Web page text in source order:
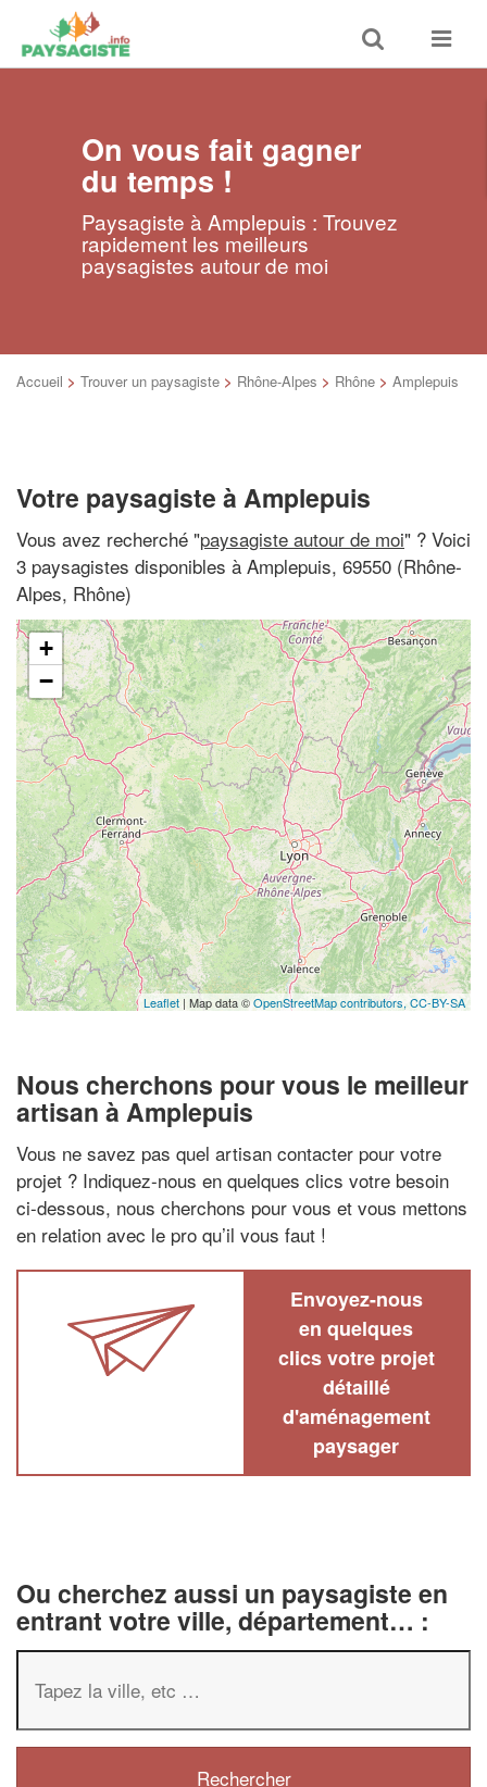
Toggle
search
Toggle
On vous fait gagner
du temps !
Paysagiste à Amplepuis : Trouvez
rapidement les meilleurs
paysagistes autour de moi
Accueil > Trouver un paysagiste > Rhône-Alpes > Rhône > Amplepuis
Votre paysagiste à Amplepuis
Vous avez recherché "paysagiste autour de moi" ? Voici
3 paysagistes disponibles à Amplepuis, 69550 (Rhône-
Alpes, Rhône)
+
−
Leaflet | Map data ©OpenStreetMap contributors, CC-BY-SA
Nous cherchons pour vous le meilleur
artisan à Amplepuis
Vous ne savez pas quel artisan contacter pour votre
projet ? Indiquez-nous en quelques clics votre besoin
ci-dessous, nous cherchons pour vous et vous mettons
en relation avec le pro qu’il vous faut !
Envoyez-nous
en quelques
clics votre projet
détaillé
d'aménagement
paysager
Ou cherchez aussi un paysagiste en
entrant votre ville, département… :